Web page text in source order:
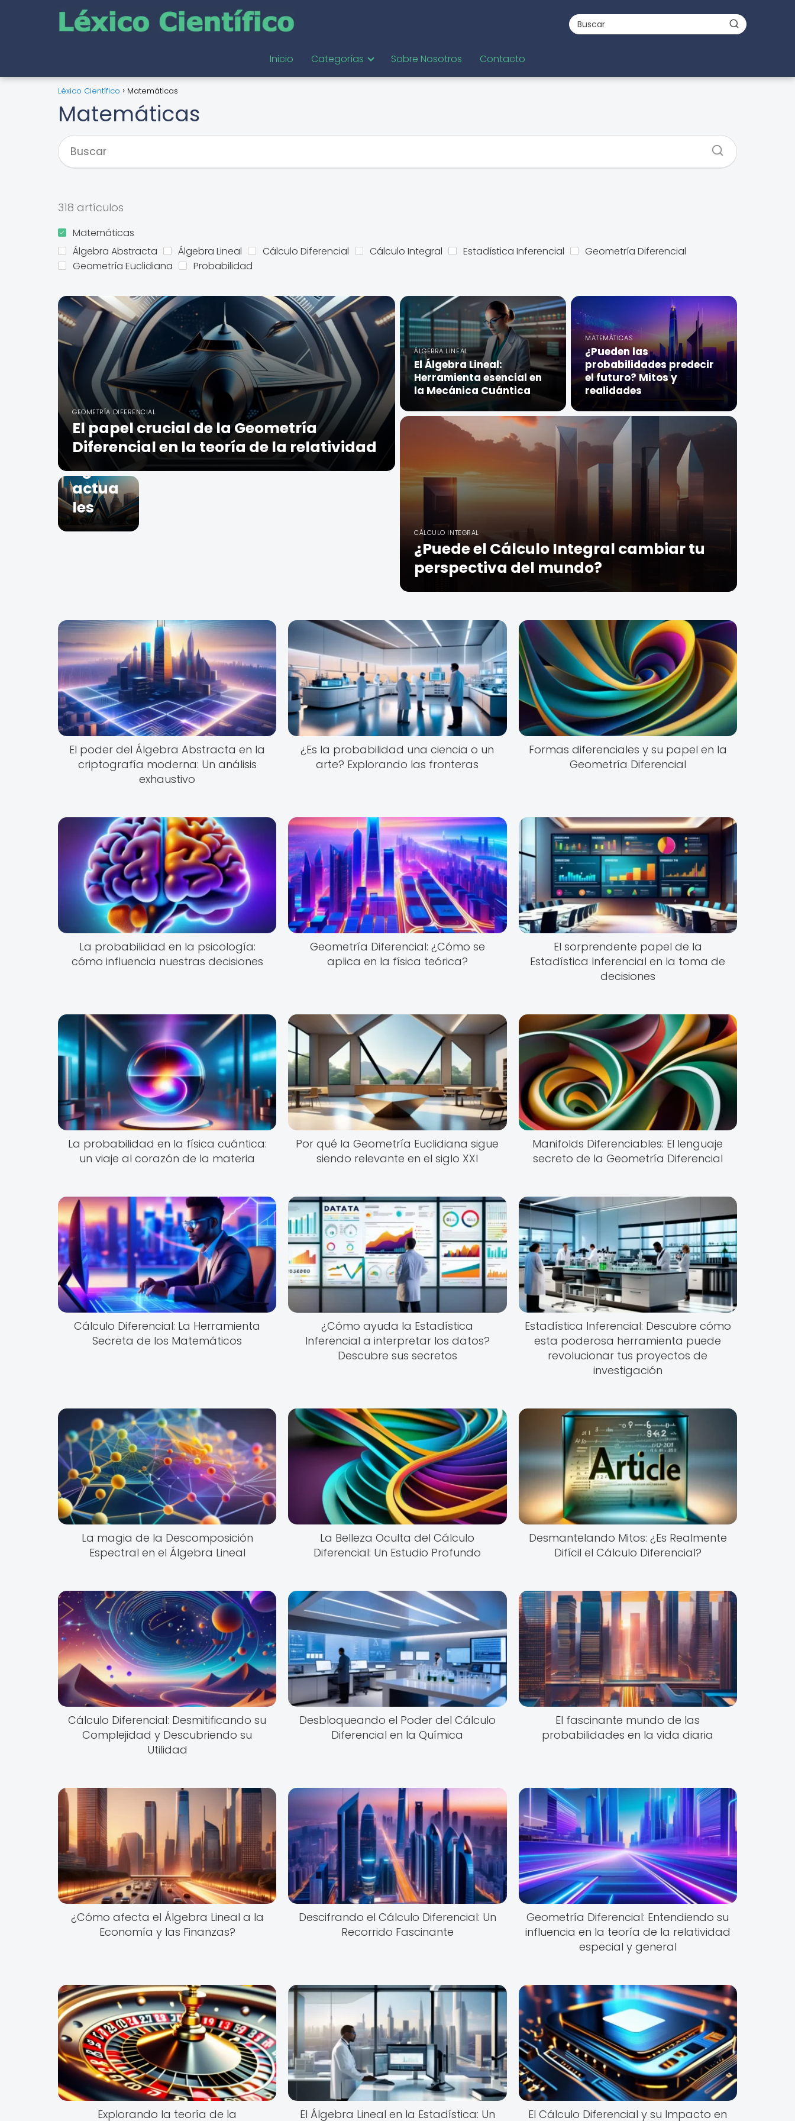
Inicio Categorías Sobre Nosotros Contacto
Léxico Científico Matemáticas
Matemáticas
318 artículos
Matemáticas
Álgebra Abstracta
Álgebra Lineal Cálculo Diferencial Cálculo Integral Estadística Inferencial
Geometría Diferencial
Geometría Euclidiana
Probabilidad
GEOMETRÍA DIFERENCIAL
El papel crucial de la Geometría
Diferencial en la teoría de la relatividad
ÁLGEBRA LINEAL
El Álgebra Lineal:
Herramienta esencial en
la Mecánica Cuántica
El
impa
la
Geom
etría
Euclid
iana
en la
cienci
a y la
tecnol
ogía
actua
les
MATEMÁTICAS
¿Pueden las
probabilidades predecir
el futuro? Mitos y
realidades
CÁLCULO INTEGRAL
¿Puede el Cálculo Integral cambiar tu
perspectiva del mundo?
El poder del Álgebra Abstracta en la
criptografía moderna: Un análisis
exhaustivo
¿Es la probabilidad una ciencia o un
arte? Explorando las fronteras
Formas diferenciales y su papel en la
Geometría Diferencial
La probabilidad en la psicología:
cómo influencia nuestras decisiones
Geometría Diferencial: ¿Cómo se
aplica en la física teórica?
El sorprendente papel de la
Estadística Inferencial en la toma de
decisiones
La probabilidad en la física cuántica:
un viaje al corazón de la materia
Por qué la Geometría Euclidiana sigue
siendo relevante en el siglo XXI
Manifolds Diferenciables: El lenguaje
secreto de la Geometría Diferencial
Cálculo Diferencial: La Herramienta
Secreta de los Matemáticos
¿Cómo ayuda la Estadística
Inferencial a interpretar los datos?
Descubre sus secretos
Estadística Inferencial: Descubre cómo
esta poderosa herramienta puede
revolucionar tus proyectos de
investigación
La magia de la Descomposición
Espectral en el Álgebra Lineal
La Belleza Oculta del Cálculo
Diferencial: Un Estudio Profundo
Desmantelando Mitos: ¿Es Realmente
Difícil el Cálculo Diferencial?
Cálculo Diferencial: Desmitificando su
Complejidad y Descubriendo su
Utilidad
Desbloqueando el Poder del Cálculo
Diferencial en la Química
El fascinante mundo de las
probabilidades en la vida diaria
¿Cómo afecta el Álgebra Lineal a la
Economía y las Finanzas?
Descifrando el Cálculo Diferencial: Un
Recorrido Fascinante
Geometría Diferencial: Entendiendo su
influencia en la teoría de la relatividad
especial y general
Explorando la teoría de la El Álgebra Lineal en la Estadística: Un El Cálculo Diferencial y su Impacto en